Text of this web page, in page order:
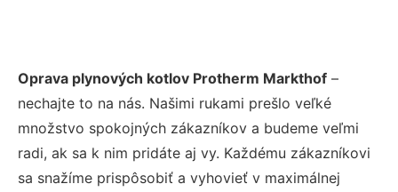
Oprava plynových kotlov Protherm Markthof –
nechajte to na nás. Našimi rukami prešlo veľké
množstvo spokojných zákazníkov a budeme veľmi
radi, ak sa k nim pridáte aj vy. Každému zákazníkovi
sa snažíme prispôsobiť a vyhovieť v maximálnej